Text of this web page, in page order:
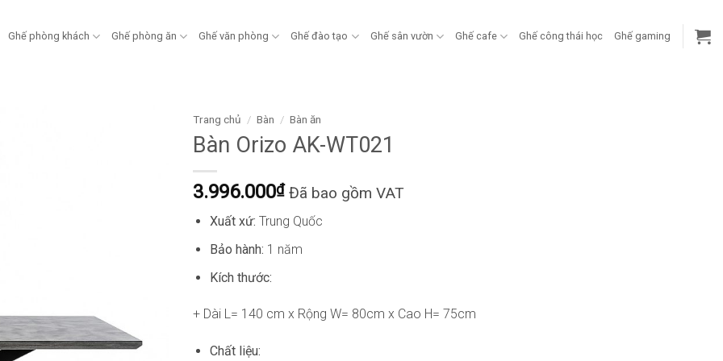
Ghế phòng khách Ghế phòng ăn Ghế văn phòng Ghế đào tạo Ghế sân vườn Ghế cafe Ghế công thái học Ghế gaming
Trang chủ / Bàn / Bàn ăn
Bàn Orizo AK-WT021
3.996.000₫ Đã bao gồm VAT
Xuất xứ: Trung Quốc
Bảo hành: 1 năm
Kích thước:
+ Dài L= 140 cm x Rộng W= 80cm x Cao H= 75cm
Chất liệu: